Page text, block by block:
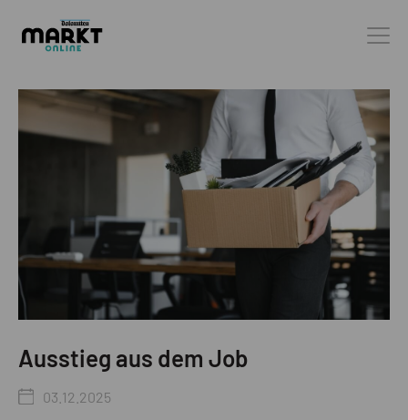
Ausstieg aus dem Job
03.12.2025